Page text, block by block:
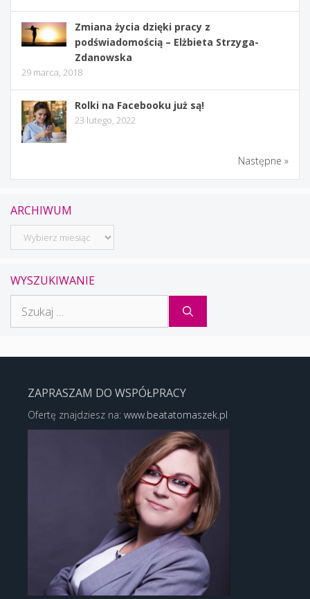
Zmiana życia dzięki pracy z
podświadomością – Elżbieta Strzyga-
Zdanowska
29 marca, 2018
Rolki na Facebooku już są!
23 lutego, 2022
Następne »
ARCHIWUM
Archiwum
WYSZUKIWANIE
ZAPRASZAM DO WSPÓŁPRACY
Ofertę znajdziesz na: www.beatatomaszek.pl